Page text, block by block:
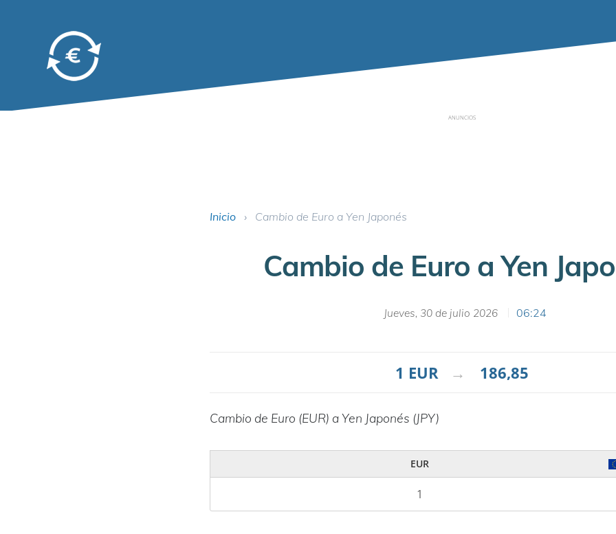
ANUNCIOS
Inicio› Cambio de Euro a Yen Japonés
Cambio de Euro a Yen
jueves, 30 de julio 2026 06:24
1 EUR → 186,85
Cambio de Euro (EUR) a Yen Japonés (JPY)
EUR